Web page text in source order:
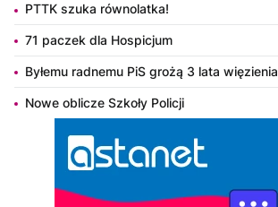
PTTK szuka równolatka!
71 paczek dla Hospicjum
Byłemu radnemu PiS grożą 3 lata więzienia
Nowe oblicze Szkoły Policji